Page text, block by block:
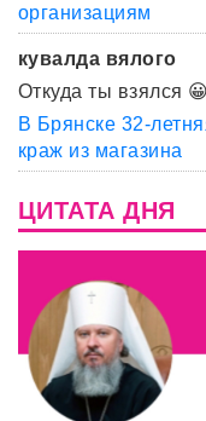
организациям
кувалда вялого
Откуда ты взялся 😀
В Брянске 32-
краж из магазина
ЦИТАТА ДНЯ